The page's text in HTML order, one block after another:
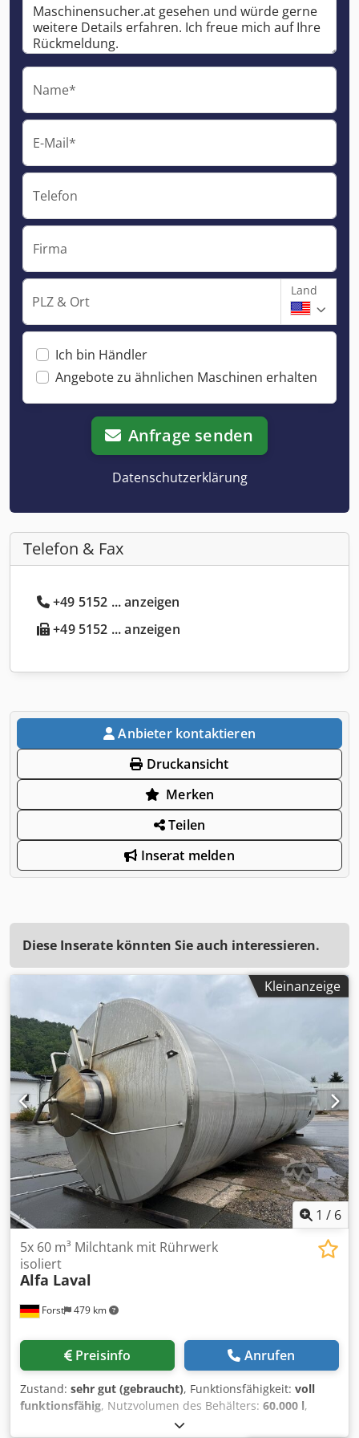
Name*
E-Mail*
Telefon
Firma
PLZ & Ort
Land
Ich bin Händler
Angebote zu ähnlichen Maschinen erhalten
Anfrage senden
Datenschutzerklärung
Telefon & Fax
+49 5152 ... anzeigen
+49 5152 ... anzeigen
Anbieter kontaktieren
Druckansicht
Merken
Teilen
Inserat melden
Diese Inserate könnten Sie auch interessieren.
Kleinanzeige
1 / 6
Forst 479 km
5x 60 m³ Milchtank mit Rührwerk
isoliert
Alfa Laval
Preisinfo Anrufen
Zustand: sehr gut (gebraucht), Funktionsfähigkeit: voll
funktionsfähig, Nutzvolumen des Behälters: 60.000 l,
, Innendurchmesser: